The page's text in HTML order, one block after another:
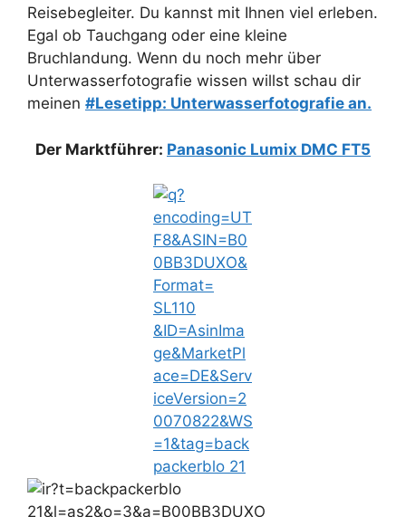
Reisebegleiter. Du kannst mit Ihnen viel erleben.
Egal ob Tauchgang oder eine kleine
Bruchlandung. Wenn du noch mehr über
Unterwasserfotografie wissen willst schau dir
meinen #Lesetipp: Unterwasserfotografie an.
Der Marktführer: Panasonic Lumix DMC FT5